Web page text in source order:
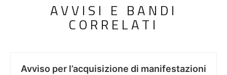
AVVISI E BANDI
CORRELATI
Avviso per l’acquisizione di manifestazioni